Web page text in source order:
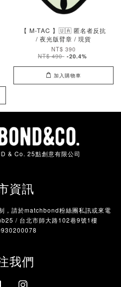
【 M-TAC 】🇺🇦 匿名者反抗
/ 夜光版臂章 / 現貨
NT$ 390
NT$ 490 -20.4%
加入購物車
& Co. 25點創意有限公司
資訊
，請於matchbond粉絲團私訊或來電
/ 台北市師大路102巷9號1樓
我們
Facebook